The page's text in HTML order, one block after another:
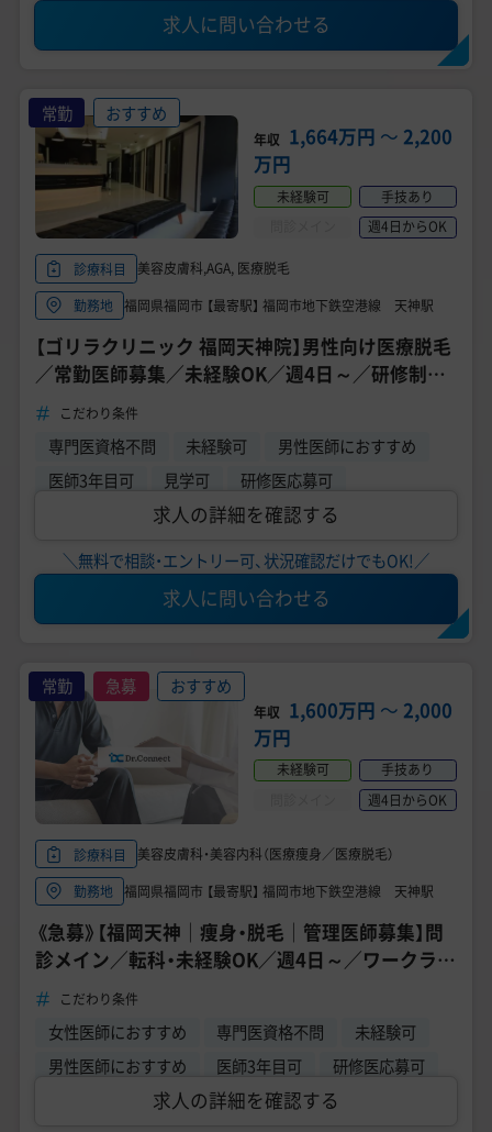
求人に問い合わせる
常勤 おすすめ
年収 1,664万円 〜 2,200
万円
未経験可
手技あり
週4日からOK
診療科目
美容皮膚科,AGA, 医療脱毛
勤務地 福岡県福岡市 【最寄駅】 福岡市地下鉄空港線 天神駅
【ゴリラクリニック 福岡天神院】男性向け医療脱毛
／常勤医師募集／未経験OK／週4日～／研修制度
◎
こだわり条件
専門医資格不問 未経験可
男性医師におすすめ
医師3年目可
見学可 研修医応募可
求人の詳細を確認する
＼無料で相談・エントリー可、状況確認だけでもOK!／
求人に問い合わせる
常勤 急募 おすすめ
年収 1,600万円 〜 2,000
万円
未経験可
手技あり
週4日からOK
診療科目
美容皮膚科・美容内科（医療痩身／医療脱毛）
勤務地 福岡県福岡市 【最寄駅】 福岡市地下鉄空港線 天神駅
《急募》【福岡天神｜痩身・脱毛｜管理医師募集】問
診メイン／転科・未経験OK／週4日～／ワークライ
フバランス◎
こだわり条件
女性医師におすすめ 専門医資格不問
未経験可
男性医師におすすめ
医師3年目可 研修医応募可
求人の詳細を確認する